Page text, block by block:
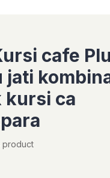
cafe
jati
kursi ca
product